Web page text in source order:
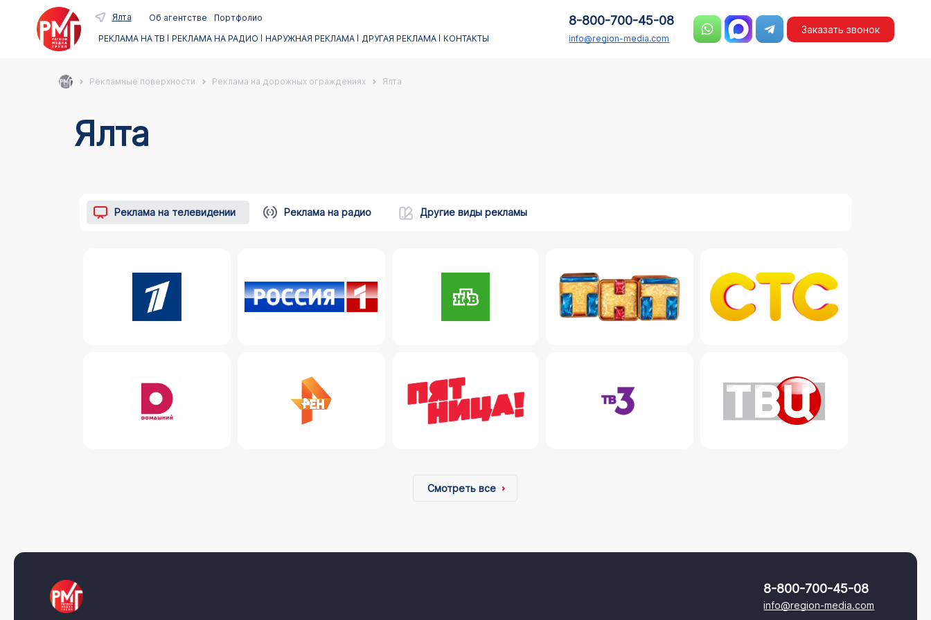
Ялта Об агентстве
Портфолио
РЕКЛАМА НА ТВ
РЕКЛАМА НА РАДИО НАРУЖНАЯ РЕКЛАМА ДРУГАЯ РЕКЛАМА КОНТАКТЫ
8-800-700-45-08
info@region-media.com
Заказать звонок
Рекламные поверхности Реклама на дорожных ограждениях Ялта
Ялта
Реклама на телевидении Реклама на радио Другие виды рекламы
Смотреть все
8-800-700-45-08
info@region-media.com